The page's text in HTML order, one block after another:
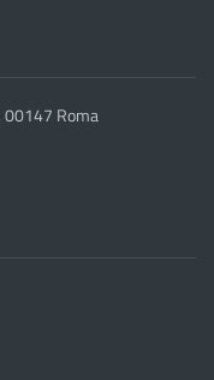
00147 Roma